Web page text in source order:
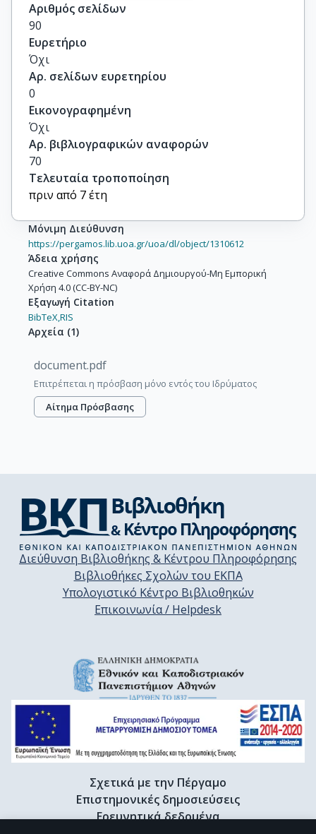
Αριθμός σελίδων
90
Ευρετήριο
Όχι
Αρ. σελίδων ευρετηρίου
0
Εικονογραφημένη
Όχι
Αρ. βιβλιογραφικών αναφορών
70
Τελευταία τροποποίηση
πριν από 7 έτη
Μόνιμη Διεύθυνση
https://pergamos.lib.uoa.gr/uoa/dl/object/1310612
Άδεια χρήσης
Creative Commons Αναφορά Δημιουργού-Μη Εμπορική
Χρήση 4.0 (CC-BY-NC)
Εξαγωγή Citation
BibTeX,RIS
Αρχεία (1)
document.pdf
Επιτρέπεται η πρόσβαση μόνο εντός του Ιδρύματος
Αίτημα Πρόσβασης
Διεύθυνση Βιβλιοθήκης & Κέντρου Πληροφόρησης
Βιβλιοθήκες Σχολών του ΕΚΠΑ
Υπολογιστικό Κέντρο Βιβλιοθηκών
Επικοινωνία / Helpdesk
Σχετικά με την Πέργαμο
Επιστημονικές δημοσιεύσεις
Ερευνητικά δεδομένα